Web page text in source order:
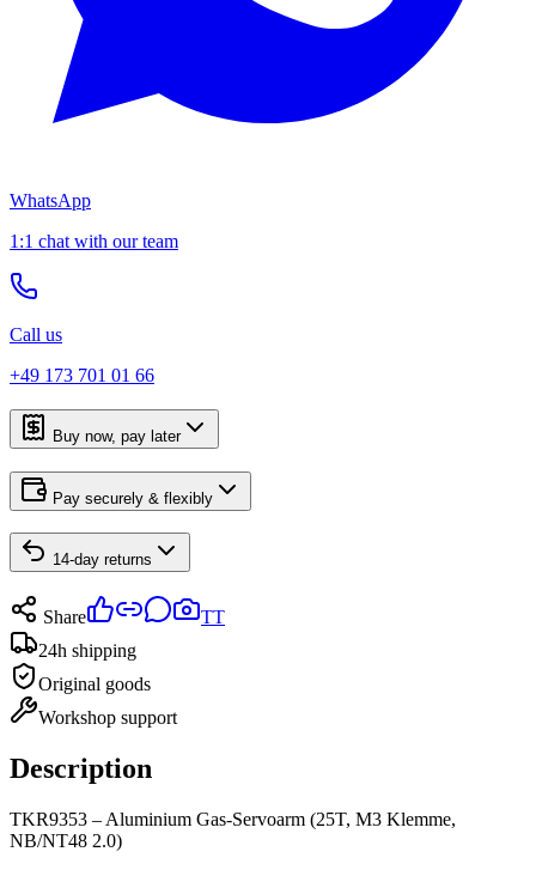
WhatsApp
1:1 chat with our team
Call us
+49 173 701 01 66
Buy now, pay later
Pay securely & flexibly
14-day returns
Share
TT
24h shipping
Original goods
Workshop support
Description
TKR9353 – Aluminium Gas-Servoarm (25T, M3 Klemme,
NB/NT48 2.0)